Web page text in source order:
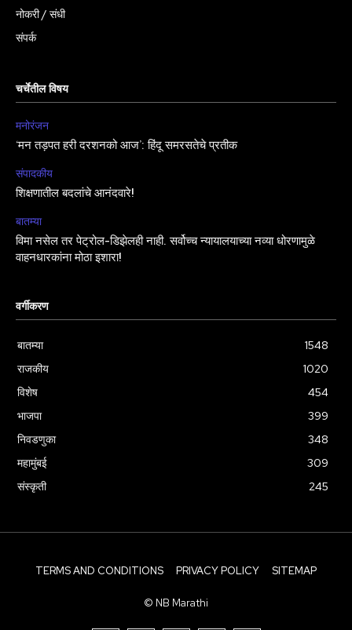
नोकरी / संधी
संपर्क
चर्चेतील विषय
मनोरंजन
‘मन तड़पत हरी दरशनको आज’: हिंदू समरसतेचे प्रतीक
संपादकीय
शिक्षणातील बदलांचे आनंदवारे!
बातम्या
विमा नसेल तर पेट्रोल-डिझेलही नाही. सर्वोच्च न्यायालयाच्या नव्या धोरणामुळे
वाहनधारकांना मोठा इशारा!
वर्गीकरण
बातम्या
1548
राजकीय
1020
विशेष
454
भाजपा
399
निवडणुका
348
महामुंबई
309
संस्कृती
245
TERMS AND CONDITIONS PRIVACY POLICY SITEMAP
© NB Marathi